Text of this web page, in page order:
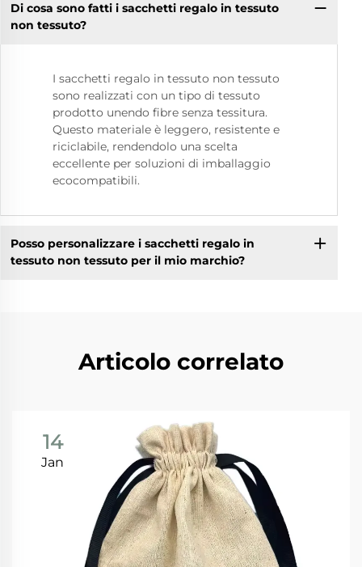
Di cosa sono fatti i sacchetti regalo in tessuto
non tessuto?
I sacchetti regalo in tessuto non tessuto
sono realizzati con un tipo di tessuto
prodotto unendo fibre senza tessitura.
Questo materiale è leggero, resistente e
riciclabile, rendendolo una scelta
eccellente per soluzioni di imballaggio
ecocompatibili.
Posso personalizzare i sacchetti regalo in
tessuto non tessuto per il mio marchio?
Articolo correlato
14
Jan